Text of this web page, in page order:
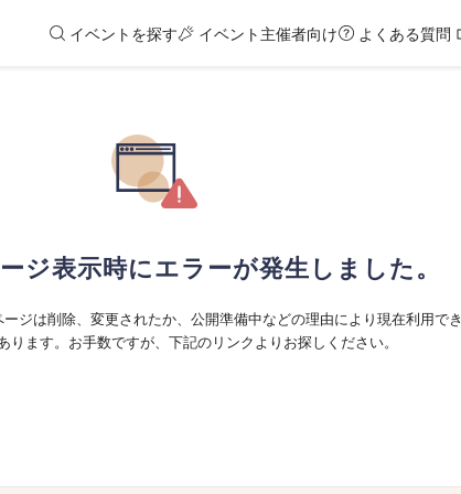
イベントを探す イベント主催者向け よくある質問
ジ表示時にエラーが発生しました。
ジは削除、変更されたか、公開準備中などの理由により現在利用でき
ります。お手数ですが、下記のリンクよりお探しください。